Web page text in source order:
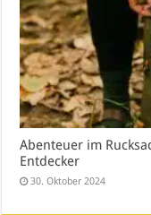
Abenteuer im
Entdecker
30. Oktober 2024